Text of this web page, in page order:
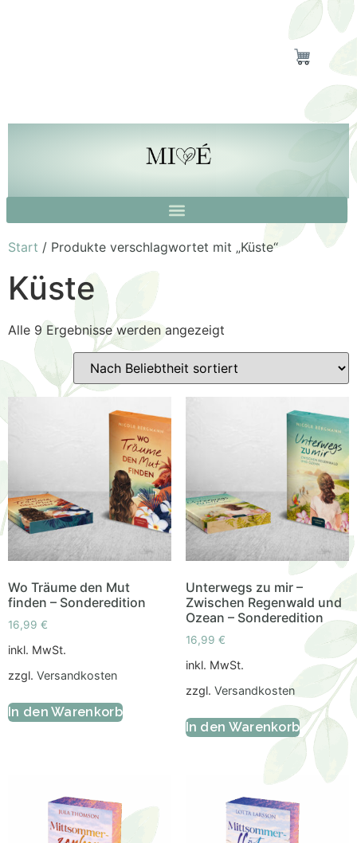
Start / Produkte verschlagwortet mit „Küste“
Küste
Alle 9 Ergebnisse werden angezeigt
Wo Träume den Mut
finden – Sonderedition
16,99 €
inkl. MwSt.
zzgl. Versandkosten
In den Warenkorb
Unterwegs zu mir –
Zwischen Regenwald und
Ozean – Sonderedition
16,99 €
inkl. MwSt.
zzgl. Versandkosten
In den Warenkorb